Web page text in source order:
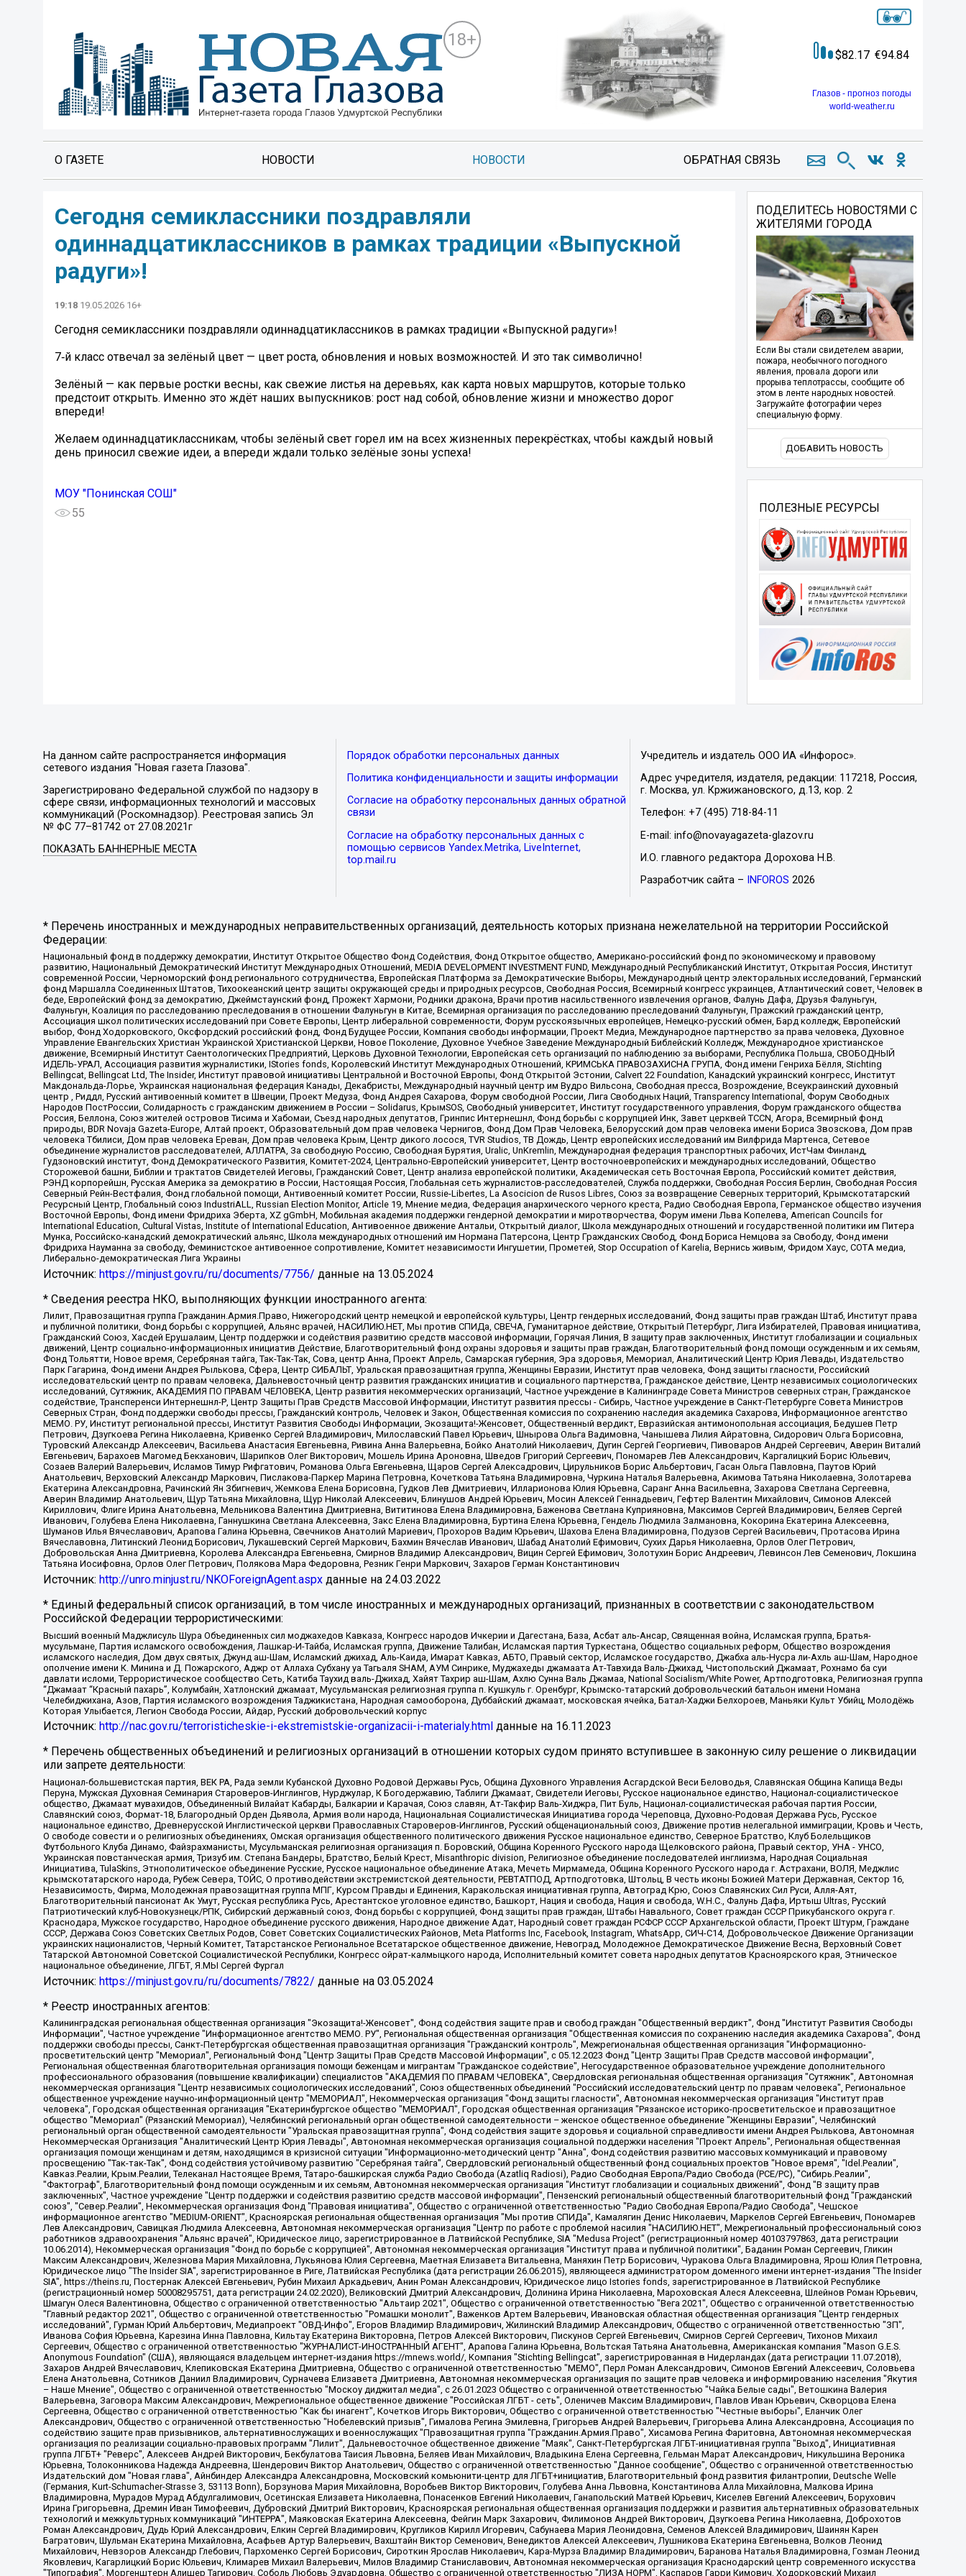
18+
82.17 94.84
Глазов - прогноз погоды
world-weather.ru
О ГАЗЕТЕ НОВОСТИ НОВОСТИ ОБРАТНАЯ СВЯЗЬ
Сегодня семиклассники поздравляли
одиннадцатиклассников в рамках традиции «Выпускной
радуги»!
19:18 19.05.2026 16+
Сегодня семиклассники поздравляли одиннадцатиклассников в рамках традиции «Выпускной радуги»!
7‑й класс отвечал за зелёный цвет — цвет роста, обновления и новых возможностей. И это так символично!
Зелёный — как первые ростки весны, как свежие листья на деревьях, как карта новых маршрутов, которые только
предстоит открыть. Именно это ждёт наших выпускников: рост над собой, обновление жизни и множество дорог
впереди!
Желаем одиннадцатиклассникам, чтобы зелёный свет горел им на всех жизненных перекрёстках, чтобы каждый новый
день приносил свежие идеи, а впереди ждали только зелёные зоны успеха!
МОУ "Понинская СОШ"
55
ПОДЕЛИТЕСЬ НОВОСТЯМИ С
ЖИТЕЛЯМИ ГОРОДА
Если Вы стали свидетелем аварии,
пожара, необычного погодного
явления, провала дороги или
прорыва теплотрассы, сообщите об
этом в ленте народных новостей.
Загружайте фотографии через
специальную форму.
ДОБАВИТЬ НОВОСТЬ
ПОЛЕЗНЫЕ РЕСУРСЫ
На данном сайте распространяется информация
сетевого издания "Новая газета Глазова".
Зарегистрировано Федеральной службой по надзору в
сфере связи, информационных технологий и массовых
коммуникаций (Роскомнадзор). Реестровая запись Эл
№ ФС 77–81742 от 27.08.2021г
ПОКАЗАТЬ БАННЕРНЫЕ МЕСТА
Порядок обработки персональных данных
Политика конфиденциальности и защиты информации
Согласие на обработку персональных данных обратной
связи
Согласие на обработку персональных данных с
помощью сервисов Yandex.Metrika, LiveInternet,
top.mail.ru
Учредитель и издатель ООО ИА «Инфорос».
Адрес учредителя, издателя, редакции: 117218, Россия,
г. Москва, ул. Кржижановского, д.13, кор. 2
Телефон: +7 (495) 718-84-11
E-mail: info@novayagazeta-glazov.ru
И.О. главного редактора Дорохова Н.В.
Разработчик сайта – INFOROS 2026
* Перечень иностранных и международных неправительственных организаций, деятельность которых признана нежелательной на территории Российской
Федерации:
Национальный фонд в поддержку демократии, Институт Открытое Общество Фонд Содействия, Фонд Открытое общество, Американо-российский фонд по экономическому и правовому
развитию, Национальный Демократический Институт Международных Отношений, MEDIA DEVELOPMENT INVESTMENT FUND, Международный Республиканский Институт, Открытая Россия, Институт
современной России, Черноморский фонд регионального сотрудничества, Европейская Платформа за Демократические Выборы, Международный центр электоральных исследований, Германский
фонд Маршалла Соединенных Штатов, Тихоокеанский центр защиты окружающей среды и природных ресурсов, Свободная Россия, Всемирный конгресс украинцев, Атлантический совет, Человек в
беде, Европейский фонд за демократию, Джеймстаунский фонд, Прожект Хармони, Родники дракона, Врачи против насильственного извлечения органов, Фалунь Дафа, Друзья Фалуньгун,
Фалуньгун, Коалиция по расследованию преследования в отношении Фалуньгун в Китае, Всемирная организация по расследованию преследований Фалуньгун, Пражский гражданский центр,
Ассоциация школ политических исследований при Совете Европы, Центр либеральной современности, Форум русскоязычных европейцев, Немецко-русский обмен, Бард колледж, Европейский
выбор, Фонд Ходорковского, Оксфордский российский фонд, Фонд Будущее России, Компания свободы информации, Проект Медиа, Международное партнерство за права человека, Духовное
Управление Евангельских Христиан Украинской Христианской Церкви, Новое Поколение, Духовное Учебное Заведение Международный Библейский Колледж, Международное христианское
движение, Всемирный Институт Саентологических Предприятий, Церковь Духовной Технологии, Европейская сеть организаций по наблюдению за выборами, Республика Польша, СВОБОДНЫЙ
ИДЕЛЬ-УРАЛ, Ассоциация развития журналистики, IStories fonds, Королевский Институт Международных Отношений, КРИМСЬКА ПРАВОЗАХИСНА ГРУПА, Фонд имени Генриха Бёлля, Stichting
Bellingcat, Bellingcat Ltd, The Insider, Институт правовой инициативы Центральной и Восточной Европы, Фонд Открытой Эстонии, Calvert 22 Foundation, Канадский украинский конгресс, Институт
Макдональда-Лорье, Украинская национальная федерация Канады, Декабристы, Международный научный центр им Вудро Вильсона, Свободная пресса, Возрождение, Всеукраинский духовный
центр , Риддл, Русский антивоенный комитет в Швеции, Проект Медуза, Фонд Андрея Сахарова, Форум свободной России, Лига Свободных Наций, Transparеncy International, Форум Свободных
Народов ПостРоссии, Солидарность с гражданским движением в России – Solidarus, КрымSOS, Свободный университет, Институт государственного управления, Форум гражданского общества
Россия, Беллона, Союз жителей островов Тисима и Хабомаи, Съезд народных депутатов, Гринпис Интернешнл, Фонд борьбы с коррупцией Инк, Завет церквей TCCN, Агора, Всемирный фонд
природы, BDR Novaja Gazeta-Europe, Алтай проект, Образовательный дом прав человека Чернигов, Фонд Дом Прав Человека, Белорусский дом прав человека имени Бориса Звозскова, Дом прав
человека Тбилиси, Дом прав человека Ереван, Дом прав человека Крым, Центр дикого лосося, TVR Studios, ТВ Дождь, Центр европейских исследований им Вилфрида Мартенса, Сетевое
объединение журналистов расследователей, АЛЛАТРА, За свободную Россию, Свободная Бурятия, Uralic, UnKremlin, Международная федерация транспортных рабочих, ИстЧам Финланд,
Гудзоновский институт, Фонд Демократического Развития, Комитет-2024, Центрально-Европейский университет, Центр восточноевропейских и международных исследований, Общество
Сторожевой башни, Библии и трактатов Свидетелей Иеговы, Гражданский Совет, Центр анализа европейской политики, Академическая сеть Восточная Европа, Российский комитет действия,
РЭНД корпорейшн, Русская Америка за демократию в России, Настоящая Россия, Глобальная сеть журналистов-расследователей, Служба поддержки, Свободная Россия Берлин, Свободная Россия
Северный Рейн-Вестфалия, Фонд глобальной помощи, Антивоенный комитет России, Russie-Libertes, La Asocicion de Rusos Libres, Союз за возвращение Северных территорий, Крымскотатарский
Ресурсный Центр, Глобальный союз IndustriALL, Russian Election Monitor, Article 19, Мнение медиа, Федерация анархического черного креста, Радио Свободная Европа, Германское общество изучения
Восточной Европы, Фонд имени Фридриха Эберта, XZ gGmbH, Мобильная академия поддержки гендерной демократии и миротворчества, Форум имени Льва Копелева, American Councils for
International Education, Cultural Vistas, Institute of International Education, Антивоенное движение Антальи, Открытый диалог, Школа международных отношений и государственной политики им Питера
Мунка, Российско-канадский демократический альянс, Школа международных отношений им Нормана Патерсона, Центр Гражданских Свобод, Фонд Бориса Немцова за Свободу, Фонд имени
Фридриха Науманна за свободу, Феминистское антивоенное сопротивление, Комитет независимости Ингушетии, Прометей, Stop Occupation of Karelia, Вернись живым, Фридом Хаус, СОТА медиа,
Либерально-демократическая Лига Украины
Источник: https://minjust.gov.ru/ru/documents/7756/ данные на 13.05.2024
* Сведения реестра НКО, выполняющих функции иностранного агента:
Лилит, Правозащитная группа Гражданин.Армия.Право, Нижегородский центр немецкой и европейской культуры, Центр гендерных исследований, Фонд защиты прав граждан Штаб, Институт права
и публичной политики, Фонд борьбы с коррупцией, Альянс врачей, НАСИЛИЮ.НЕТ, Мы против СПИДа, СВЕЧА, Гуманитарное действие, Открытый Петербург, Лига Избирателей, Правовая инициатива,
Гражданский Союз, Хасдей Ерушалаим, Центр поддержки и содействия развитию средств массовой информации, Горячая Линия, В защиту прав заключенных, Институт глобализации и социальных
движений, Центр социально-информационных инициатив Действие, Благотворительный фонд охраны здоровья и защиты прав граждан, Благотворительный фонд помощи осужденным и их семьям,
Фонд Тольятти, Новое время, Серебряная тайга, Так-Так-Так, Сова, центр Анна, Проект Апрель, Самарская губерния, Эра здоровья, Мемориал, Аналитический Центр Юрия Левады, Издательство
Парк Гагарина, Фонд имени Андрея Рылькова, Сфера, Центр СИБАЛЬТ, Уральская правозащитная группа, Женщины Евразии, Институт прав человека, Фонд защиты гласности, Российский
исследовательский центр по правам человека, Дальневосточный центр развития гражданских инициатив и социального партнерства, Гражданское действие, Центр независимых социологических
исследований, Сутяжник, АКАДЕМИЯ ПО ПРАВАМ ЧЕЛОВЕКА, Центр развития некоммерческих организаций, Частное учреждение в Калининграде Совета Министров северных стран, Гражданское
содействие, Трансперенси Интернешнл-Р, Центр Защиты Прав Средств Массовой Информации, Институт развития прессы - Сибирь, Частное учреждение в Санкт-Петербурге Совета Министров
Северных Стран, Фонд поддержки свободы прессы, Гражданский контроль, Человек и Закон, Общественная комиссия по сохранению наследия академика Сахарова, Информационное агентство
МЕМО. РУ, Институт региональной прессы, Институт Развития Свободы Информации, Экозащита!-Женсовет, Общественный вердикт, Евразийская антимонопольная ассоциация, Бедушев Петр
Петрович, Дзугкоева Регина Николаевна, Кривенко Сергей Владимирович, Милославский Павел Юрьевич, Шнырова Ольга Вадимовна, Чанышева Лилия Айратовна, Сидорович Ольга Борисовна,
Туровский Александр Алексеевич, Васильева Анастасия Евгеньевна, Ривина Анна Валерьевна, Бойко Анатолий Николаевич, Дугин Сергей Георгиевич, Пивоваров Андрей Сергеевич, Аверин Виталий
Евгеньевич, Барахоев Магомед Бекханович, Шарипков Олег Викторович, Мошель Ирина Ароновна, Шведов Григорий Сергеевич, Пономарев Лев Александрович, Каргалицкий Борис Юльевич,
Созаев Валерий Валерьевич, Исламов Тимур Рифгатович, Романова Ольга Евгеньевна, Щаров Сергей Алексадрович, Цирульников Борис Альбертович, Гасан Ольга Павловна, Паутов Юрий
Анатольевич, Верховский Александр Маркович, Пислакова-Паркер Марина Петровна, Кочеткова Татьяна Владимировна, Чуркина Наталья Валерьевна, Акимова Татьяна Николаевна, Золотарева
Екатерина Александровна, Рачинский Ян Збигневич, Жемкова Елена Борисовна, Гудков Лев Дмитриевич, Илларионова Юлия Юрьевна, Саранг Анна Васильевна, Захарова Светлана Сергеевна,
Аверин Владимир Анатольевич, Щур Татьяна Михайловна, Щур Николай Алексеевич, Блинушов Андрей Юрьевич, Мосин Алексей Геннадьевич, Гефтер Валентин Михайлович, Симонов Алексей
Кириллович, Флиге Ирина Анатольевна, Мельникова Валентина Дмитриевна, Вититинова Елена Владимировна, Баженова Светлана Куприяновна, Максимов Сергей Владимирович, Беляев Сергей
Иванович, Голубева Елена Николаевна, Ганнушкина Светлана Алексеевна, Закс Елена Владимировна, Буртина Елена Юрьевна, Гендель Людмила Залмановна, Кокорина Екатерина Алексеевна,
Шуманов Илья Вячеславович, Арапова Галина Юрьевна, Свечников Анатолий Мариевич, Прохоров Вадим Юрьевич, Шахова Елена Владимировна, Подузов Сергей Васильевич, Протасова Ирина
Вячеславовна, Литинский Леонид Борисович, Лукашевский Сергей Маркович, Бахмин Вячеслав Иванович, Шабад Анатолий Ефимович, Сухих Дарья Николаевна, Орлов Олег Петрович,
Добровольская Анна Дмитриевна, Королева Александра Евгеньевна, Смирнов Владимир Александрович, Вицин Сергей Ефимович, Золотухин Борис Андреевич, Левинсон Лев Семенович, Локшина
Татьяна Иосифовна, Орлов Олег Петрович, Полякова Мара Федоровна, Резник Генри Маркович, Захаров Герман Константинович
Источник: http://unro.minjust.ru/NKOForeignAgent.aspx данные на 24.03.2022
* Единый федеральный список организаций, в том числе иностранных и международных организаций, признанных в соответствии с законодательством
Российской Федерации террористическими:
Высший военный Маджлисуль Шура Объединенных сил моджахедов Кавказа, Конгресс народов Ичкерии и Дагестана, База, Асбат аль-Ансар, Священная война, Исламская группа, Братья-
мусульмане, Партия исламского освобождения, Лашкар-И-Тайба, Исламская группа, Движение Талибан, Исламская партия Туркестана, Общество социальных реформ, Общество возрождения
исламского наследия, Дом двух святых, Джунд аш-Шам, Исламский джихад, Аль-Каида, Имарат Кавказ, АБТО, Правый сектор, Исламское государство, Джабха аль-Нусра ли-Ахль аш-Шам, Народное
ополчение имени К. Минина и Д. Пожарского, Аджр от Аллаха Субхану уа Тагьаля SHAM, АУМ Синрике, Муджахеды джамаата Ат-Тавхида Валь-Джихад, Чистопольский Джамаат, Рохнамо ба суи
давлати исломи, Террористическое сообщество Сеть, Катиба Таухид валь-Джихад, Хайят Тахрир аш-Шам, Ахлю Сунна Валь Джамаа, National Socialism/White Power, Артподготовка, Религиозная группа
“Джамаат “Красный пахарь”, Колумбайн, Хатлонский джамаат, Мусульманская религиозная группа п. Кушкуль г. Оренбург, Крымско-татарский добровольческий батальон имени Номана
Челебиджихана, Азов, Партия исламского возрождения Таджикистана, Народная самооборона, Дуббайский джамаат, московская ячейка, Батал-Хаджи Белхороев, Маньяки Культ Убийц, Молодёжь
Которая Улыбается, Легион Свобода России, Айдар, Русский добровольческий корпус
Источник: http://nac.gov.ru/terroristicheskie-i-ekstremistskie-organizacii-i-materialy.html данные на 16.11.2023
* Перечень общественных объединений и религиозных организаций в отношении которых судом принято вступившее в законную силу решение о ликвидации
или запрете деятельности:
Национал-большевистская партия, ВЕК РА, Рада земли Кубанской Духовно Родовой Державы Русь, Община Духовного Управления Асгардской Веси Беловодья, Славянская Община Капища Веды
Перуна, Мужская Духовная Семинария Староверов-Инглингов, Нурджулар, К Богодержавию, Таблиги Джамаат, Свидетели Иеговы, Русское национальное единство, Национал-социалистическое
общество, Джамаат мувахидов, Объединенный Вилайат Кабарды, Балкарии и Карачая, Союз славян, Ат-Такфир Валь-Хиджра, Пит Буль, Национал-социалистическая рабочая партия России,
Славянский союз, Формат-18, Благородный Орден Дьявола, Армия воли народа, Национальная Социалистическая Инициатива города Череповца, Духовно-Родовая Держава Русь, Русское
национальное единство, Древнерусской Инглистической церкви Православных Староверов-Инглингов, Русский общенациональный союз, Движение против нелегальной иммиграции, Кровь и Честь,
О свободе совести и о религиозных объединениях, Омская организация общественного политического движения Русское национальное единство, Северное Братство, Клуб Болельщиков
Футбольного Клуба Динамо, Файзрахманисты, Мусульманская религиозная организация п. Боровский, Община Коренного Русского народа Щелковского района, Правый сектор, УНА - УНСО,
Украинская повстанческая армия, Тризуб им. Степана Бандеры, Братство, Белый Крест, Misanthropic division, Религиозное объединение последователей инглиизма, Народная Социальная
Инициатива, TulaSkins, Этнополитическое объединение Русские, Русское национальное объединение Атака, Мечеть Мирмамеда, Община Коренного Русского народа г. Астрахани, ВОЛЯ, Меджлис
крымскотатарского народа, Рубеж Севера, ТОЙС, О противодействии экстремистской деятельности, РЕВТАТПОД, Артподготовка, Штольц, В честь иконы Божией Матери Державная, Сектор 16,
Независимость, Фирма, Молодежная правозащитная группа МПГ, Курсом Правды и Единения, Каракольская инициативная группа, Автоград Крю, Союз Славянских Сил Руси, Алля-Аят,
Благотворительный пансионат Ак Умут, Русская республика Русь, Арестантское уголовное единство, Башкорт, Нация и свобода, Нация и свобода, W.H.С., Фалунь Дафа, Иртыш Ultras, Русский
Патриотический клуб-Новокузнецк/РПК, Сибирский державный союз, Фонд борьбы с коррупцией, Фонд защиты прав граждан, Штабы Навального, Совет граждан СССР Прикубанского округа г.
Краснодара, Мужское государство, Народное объединение русского движения, Народное движение Адат, Народный совет граждан РСФСР СССР Архангельской области, Проект Штурм, Граждане
СССР, Держава Союз Советских Светлых Родов, Совет Советских Социалистических Районов, Meta Platforms Inc, Facebook, Instagram, WhatsApp, СИЧ-С14, Добровольческое Движение Организации
украинских националистов, Черный Комитет, Татарстанское Региональное Всетатарское общественное движение, Невоград, Молодежное Демократическое Движение Весна, Верховный Совет
Татарской Автономной Советской Социалистической Республики, Конгресс ойрат-калмыцкого народа, Исполнительный комитет совета народных депутатов Красноярского края, Этническое
национальное объединение, ЛГБТ, Я.МЫ Сергей Фургал
Источник: https://minjust.gov.ru/ru/documents/7822/ данные на 03.05.2024
* Реестр иностранных агентов:
Калининградская региональная общественная организация "Экозащита!-Женсовет", Фонд содействия защите прав и свобод граждан "Общественный вердикт", Фонд "Институт Развития Свободы Информации", Частное учреждение "Информационное агентство МЕМО. РУ", Региональная общественная организация "Общественная комиссия по сохранению наследия академика Сахарова", Фонд поддержки свободы прессы, Санкт-Петербургская общественная правозащитная организация "Гражданский контроль", Межрегиональная общественная организация "Информационно-просветительский центр "Мемориал", Региональный Фонд "Центр Защиты Прав Средств Массовой Информации", с 05.12.2023 Фонд "Центр Защиты Прав Средств массовой информации", Региональная общественная благотворительная организация помощи беженцам и мигрантам "Гражданское содействие", Негосударственное образовательное учреждение дополнительного профессионального образования (повышение квалификации) специалистов "АКАДЕМИЯ ПО ПРАВАМ ЧЕЛОВЕКА", Свердловская региональная общественная организация "Сутяжник", Автономная некоммерческая организация "Центр независимых социологических исследований", Союз общественных объединений "Российский исследовательский центр по правам человека", Региональное общественное учреждение научно-информационный центр "МЕМОРИАЛ", Некоммерческая организация "Фонд защиты гласности", Автономная некоммерческая организация "Институт прав человека", Городская общественная организация "Екатеринбургское общество "МЕМОРИАЛ", Городская общественная организация "Рязанское историко-просветительское и правозащитное общество "Мемориал" (Рязанский Мемориал), Челябинский региональный орган общественной самодеятельности – женское общественное объединение "Женщины Евразии", Челябинский региональный орган общественной самодеятельности "Уральская правозащитная группа", Фонд содействия защите здоровья и социальной справедливости имени Андрея Рылькова, Автономная Некоммерческая Организация "Аналитический Центр Юрия Левады", Автономная некоммерческая организация социальной поддержки населения "Проект Апрель", Региональная общественная организация помощи женщинам и детям, находящимся в кризисной ситуации "Информационно-методический центр "Анна", Фонд содействия развитию массовых коммуникаций и правовому просвещению "Так-так-Так", Фонд содействия устойчивому развитию "Серебряная тайга", Свердловский региональный общественный фонд социальных проектов "Новое время", "Idel.Реалии", Кавказ.Реалии, Крым.Реалии, Телеканал Настоящее Время, Татаро-башкирская служба Радио Свобода (Azatliq Radiosi), Радио Свободная Европа/Радио Свобода (PCE/PC), "Сибирь.Реалии", "Фактограф", Благотворительный фонд помощи осужденным и их семьям, Автономная некоммерческая организация "Институт глобализации и социальных движений", Фонд "В защиту прав заключенных", Частное учреждение "Центр поддержки и содействия развитию средств массовой информации", Пензенский региональный общественный благотворительный фонд "Гражданский союз", "Север.Реалии", Некоммерческая организация Фонд "Правовая инициатива", Общество с ограниченной ответственностью "Радио Свободная Европа/Радио Свобода", Чешское информационное агентство "MEDIUM-ORIENT", Красноярская региональная общественная организация "Мы против СПИДа", Камалягин Денис Николаевич, Маркелов Сергей Евгеньевич, Пономарев Лев Александрович, Савицкая Людмила Алексеевна, Автономная некоммерческая организация "Центр по работе с проблемой насилия "НАСИЛИЮ.НЕТ", Межрегиональный профессиональный союз работников здравоохранения "Альянс врачей", Юридическое лицо, зарегистрированное в Латвийской Республике, SIA "Medusa Project" (регистрационный номер 40103797863, дата регистрации 10.06.2014), Некоммерческая организация "Фонд по борьбе с коррупцией", Автономная некоммерческая организация "Институт права и публичной политики", Баданин Роман Сергеевич, Гликин Максим Александрович, Железнова Мария Михайловна, Лукьянова Юлия Сергеевна, Маетная Елизавета Витальевна, Маняхин Петр Борисович, Чуракова Ольга Владимировна, Ярош Юлия Петровна, Юридическое лицо "The Insider SIA", зарегистрированное в Риге, Латвийская Республика (дата регистрации 26.06.2015), являющееся администратором доменного имени интернет-издания "The Insider SIA", https://theins.ru, Постернак Алексей Евгеньевич, Рубин Михаил Аркадьевич, Анин Роман Александрович, Юридическое лицо Istories fonds, зарегистрированное в Латвийской Республике (регистрационный номер 50008295751, дата регистрации 24.02.2020), Великовский Дмитрий Александрович, Долинина Ирина Николаевна, Мароховская Алеся Алексеевна, Шлейнов Роман Юрьевич, Шмагун Олеся Валентиновна, Общество с ограниченной ответственностью "Альтаир 2021", Общество с ограниченной ответственностью "Вега 2021", Общество с ограниченной ответственностью "Главный редактор 2021", Общество с ограниченной ответственностью "Ромашки монолит", Важенков Артем Валерьевич, Ивановская областная общественная организация "Центр гендерных исследований", Гурман Юрий Альбертович, Медиапроект "ОВД-Инфо", Егоров Владимир Владимирович, Жилинский Владимир Александрович, Общество с ограниченной ответственностью "ЗП", Иванова София Юрьевна, Карезина Инна Павловна, Кильтау Екатерина Викторовна, Петров Алексей Викторович, Пискунов Сергей Евгеньевич, Смирнов Сергей Сергеевич, Тихонов Михаил Сергеевич, Общество с ограниченной ответственностью "ЖУРНАЛИСТ-ИНОСТРАННЫЙ АГЕНТ", Арапова Галина Юрьевна, Вольтская Татьяна Анатольевна, Американская компания "Mason G.E.S. Anonymous Foundation" (США), являющаяся владельцем интернет-издания https://mnews.world/, Компания "Stichting Bellingcat", зарегистрированная в Нидерландах (дата регистрации 11.07.2018), Захаров Андрей Вячеславович, Клепиковская Екатерина Дмитриевна, Общество с ограниченной ответственностью "МЕМО", Перл Роман Александрович, Симонов Евгений Алексеевич, Соловьева Елена Анатольевна, Сотников Даниил Владимирович, Сурначева Елизавета Дмитриевна, Автономная некоммерческая организация по защите прав человека и информированию населения "Якутия – Наше Мнение", Общество с ограниченной ответственностью "Москоу диджитал медиа", с 26.01.2023 Общество с ограниченной ответственностью "Чайка Белые сады", Ветошкина Валерия Валерьевна, Заговора Максим Александрович, Межрегиональное общественное движение "Российская ЛГБТ - сеть", Оленичев Максим Владимирович, Павлов Иван Юрьевич, Скворцова Елена Сергеевна, Общество с ограниченной ответственностью "Как бы инагент", Кочетков Игорь Викторович, Общество с ограниченной ответственностью "Честные выборы", Еланчик Олег Александрович, Общество с ограниченной ответственностью "Нобелевский призыв", Гималова Регина Эмилевна, Григорьев Андрей Валерьевич, Григорьева Алина Александровна, Ассоциация по содействию защите прав призывников, альтернативнослужащих и военнослужащих "Правозащитная группа "Гражданин.Армия.Право", Хисамова Регина Фаритовна, Автономная некоммерческая организация по реализации социально-правовых программ "Лилит", Дальневосточное общественное движение "Маяк", Санкт-Петербургская ЛГБТ-инициативная группа "Выход", Инициативная группа ЛГБТ+ "Реверс", Алексеев Андрей Викторович, Бекбулатова Таисия Львовна, Беляев Иван Михайлович, Владыкина Елена Сергеевна, Гельман Марат Александрович, Никульшина Вероника Юрьевна, Толоконникова Надежда Андреевна, Шендерович Виктор Анатольевич, Общество с ограниченной ответственностью "Данное сообщение", Общество с ограниченной ответственностью Издательский дом "Новая глава", Айнбиндер Александра Александровна, Московский комьюнити-центр для ЛГБТ+инициатив, Благотворительный фонд развития филантропии, Deutsche Welle (Германия, Kurt-Schumacher-Strasse 3, 53113 Bonn), Борзунова Мария Михайловна, Воробьев Виктор Викторович, Голубева Анна Львовна, Константинова Алла Михайловна, Малкова Ирина Владимировна, Мурадов Мурад Абдулгалимович, Осетинская Елизавета Николаевна, Понасенков Евгений Николаевич, Ганапольский Матвей Юрьевич, Киселев Евгений Алексеевич, Борухович Ирина Григорьевна, Дремин Иван Тимофеевич, Дубровский Дмитрий Викторович, Красноярская региональная общественная организация поддержки и развития альтернативных образовательных технологий и межкультурных коммуникаций "ИНТЕРРА", Маяковская Екатерина Алексеевна, Фейгин Марк Захарович, Филимонов Андрей Викторович, Дзугкоева Регина Николаевна, Доброхотов Роман Александрович, Дудь Юрий Александрович, Елкин Сергей Владимирович, Кругликов Кирилл Игоревич, Сабунаева Мария Леонидовна, Семенов Алексей Владимирович, Шаинян Карен Багратович, Шульман Екатерина Михайловна, Асафьев Артур Валерьевич, Вахштайн Виктор Семенович, Венедиктов Алексей Алексеевич, Лушникова Екатерина Евгеньевна, Волков Леонид Михайлович, Невзоров Александр Глебович, Пархоменко Сергей Борисович, Сироткин Ярослав Николаевич, Кара-Мурза Владимир Владимирович, Баранова Наталья Владимировна, Гозман Леонид Яковлевич, Кагарлицкий Борис Юльевич, Климарев Михаил Валерьевич, Милов Владимир Станиславович, Автономная некоммерческая организация Краснодарский центр современного искусства "Типография", Моргенштерн Алишер Тагирович, Соболь Любовь Эдуардовна, Общество с ограниченной ответственностью "ЛИЗА НОРМ", Каспаров Гарри Кимович, Ходорковский Михаил Борисович, Общество с ограниченной ответственностью "Апрельские тезисы", Данилович Ирина Брониславовна, Кашин Олег Владимирович, Петров Николай Владимирович, Пивоваров Алексей Владимирович, Соколов Михаил Владимирович, Цветкова Юлия Владимировна, Чичваркин Евгений Александрович, Комитет против пыток/Команда против пыток, Общество с ограниченной ответственностью "Первый научный", Общество с ограниченной ответственностью "Вертолет и ко", Белоцерковская Вероника Борисовна, Кац Максим Евгеньевич, Лазарева Татьяна Юрьевна, Шаведдинов Руслан Табризович, Яшин Илья Валерьевич, Общество с ограниченной ответственностью "Иноагент ААВ", Алешковский Дмитрий Петрович, Альбац Евгения Марковна, Быков Дмитрий Львович, Галямина Юлия Евгеньевна, Лойко Сергей Леонидович, Мартынов Кирилл Константинович, Медведев Сергей Александрович, Крашенинников Федор Геннадиевич, Гордеева Катерина Вл